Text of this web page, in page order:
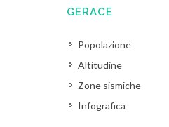
GERACE
Popolazione
Altitudine
Zone sismiche
Infografica